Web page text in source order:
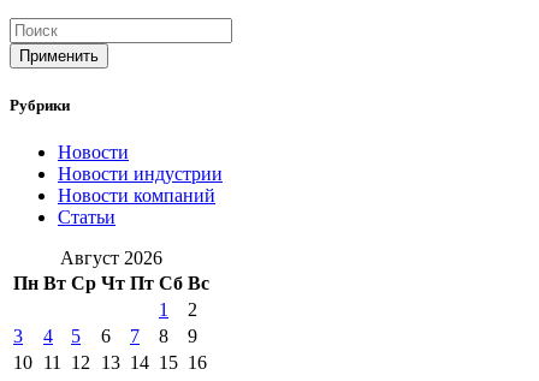
Применить
Рубрики
Новости
Новости индустрии
Новости компаний
Статьи
Август 2026
Пн Вт Ср Чт Пт Сб Вс
1
2
3
4 5 6 7 8
9
10 11 12 13 14 15 16